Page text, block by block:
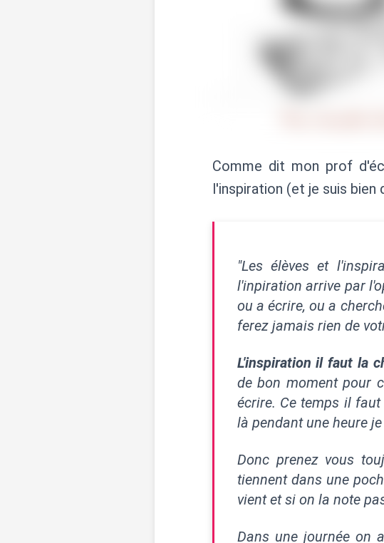
Comme dit mon prof
l'inspiration (et je suis bien
"Les élèves et
l'inpiration arrive par
ou a écrire, ou a
ferez jamais rien de
L'inspiration il faut la
de bon moment pour
écrire. Ce temps il
là pendant une heure
Donc prenez vous
tiennent dans une
vient et si on la note
Dans une journée on